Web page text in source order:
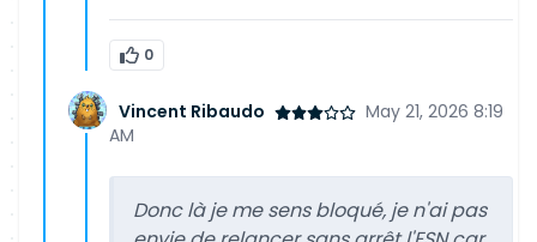
0
Vincent Ribaudo
May 21, 2026 8:19
AM
Donc là je me sens bloqué, je n'ai pas